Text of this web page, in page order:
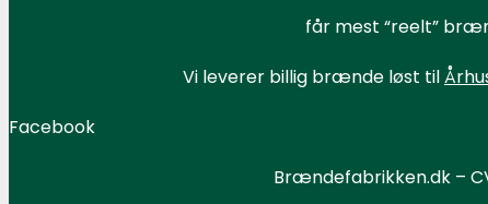
får mest “reelt”
Vi leverer billig brænde løst til
Facebook
Brændefabrikken.dk –